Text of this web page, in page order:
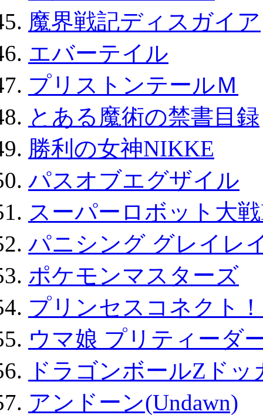
魔界戦記ディスガイア
エバーテイル
プリストンテールＭ
とある魔術の禁書目録
勝利の女神NIKKE
パスオブエグザイル
スーパーロボット大
パニシング グレイレ
ポケモンマスターズ
プリンセスコネクト
ウマ娘 プリティーダ
ドラゴンボールZド
アンドーン(Undawn)